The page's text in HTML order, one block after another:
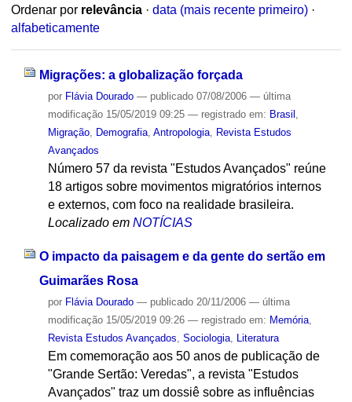
Ordenar por relevância · data (mais recente primeiro) ·
alfabeticamente
Migrações: a globalização forçada
por Flávia Dourado — publicado07/08/2006 — última
modificação15/05/2019 09:25 — registrado em: Brasil
Migração, Demografia, Antropologia,
Revista Estudos
Avançados
Número 57 da revista "Estudos Avançados" reúne
18 artigos sobre movimentos migratórios internos
e externos, com foco na realidade brasileira.
Localizado em NOTÍCIAS
O impacto da paisagem e da gente do sertão em
Guimarães Rosa
por Flávia Dourado — publicado20/11/2006 — última
modificação15/05/2019 09:26 — registrado em: Memória,
Revista Estudos Avançados Sociologia, Literatura
Em comemoração aos 50 anos de publicação de
"Grande Sertão: Veredas", a revista "Estudos
Avançados" traz um dossiê sobre as influências